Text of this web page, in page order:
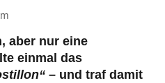
aber nur eine
einmal das
– und traf damit